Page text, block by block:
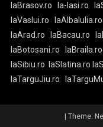
laBrasov.ro la-Iasi.ro
laVaslui.ro
laAlbaIulia.ro
laArad.ro
laBacau.ro
laBotosani.ro
laBraila.ro
laSibiu.ro
laSlatina.ro
laTarguJiu.ro
Theme: